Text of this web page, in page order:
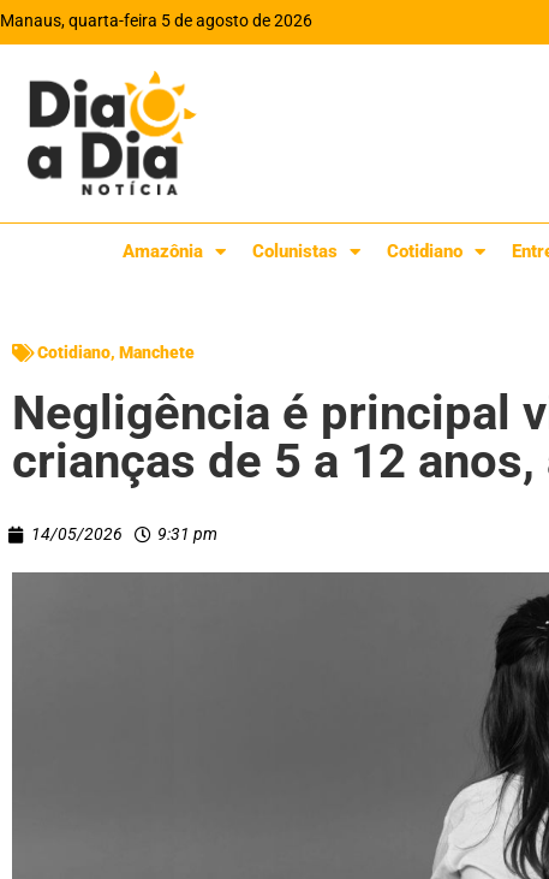
Manaus, quarta-feira 5 de agosto de 2026
Amazônia Colunistas Cotidiano
Cotidiano, Manchete
Negligência é principal
crianças de 5 a 12
14/05/2026 9:31 pm